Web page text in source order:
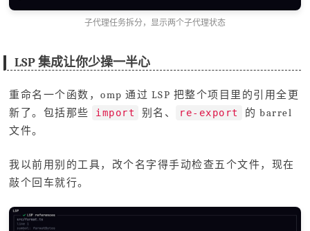
子代理任务拆分，显示两个子代理状态
LSP 集成让你少操一半心
重命名一个函数，omp 通过 LSP 把整个项目里的引用全更
新了。包括那些
import 别名、 re-export
的 barrel
文件。
我以前用别的工具，改个名字得手动检查五个文件，现在
敲个回车就行。